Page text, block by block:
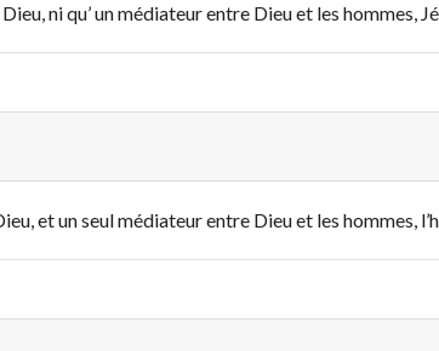
Dieu, ni qu’ un médiateur entre Dieu et les hommes,
et un seul médiateur entre Dieu et les hommes,